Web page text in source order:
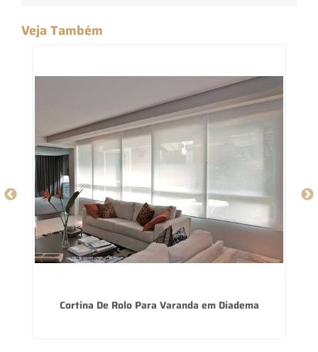
Veja Também
Cortina De Rolo Para Varanda em Diadema